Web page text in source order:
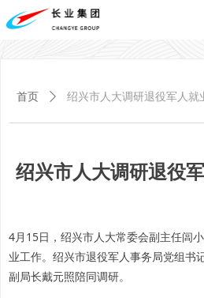
绍兴市人大调研退役
4月15日，绍兴市人大常委会副主任闾
业工作。绍兴市退役军人事务局党组书
副局长戴元照陪同调研。
首页 ꄲ 绍兴市人大调研退役军人就